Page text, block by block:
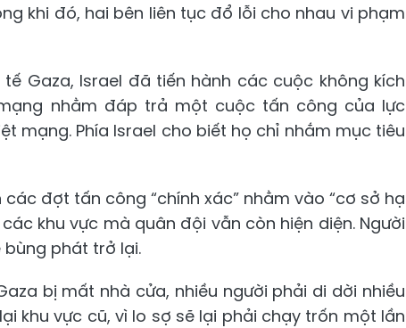
khi đó, hai bên liên tục đổ lỗi cho nhau vi phạm
Gaza, Israel đã tiến hành các cuộc không kích
nhằm đáp trả một cuộc tấn công của lực
mạng. Phía Israel cho biết họ chỉ nhắm mục tiêu
đợt tấn công “chính xác” nhằm vào “cơ sở hạ
khu vực mà quân đội vẫn còn hiện diện. Người
phát trở lại.
bị mất nhà cửa, nhiều người phải di dời nhiều
khu vực cũ, vì lo sợ sẽ lại phải chạy trốn một lần